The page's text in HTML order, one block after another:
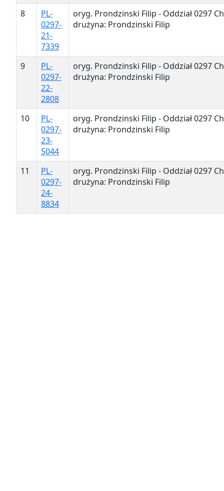
8
PL-
0297-
21-
7339
oryg. Prondzinski Filip - Oddział 0297
drużyna: Prondzinski Filip
9
PL-
0297-
22-
2808
oryg. Prondzinski Filip - Oddział 0297
drużyna: Prondzinski Filip
10
PL-
0297-
23-
5044
oryg. Prondzinski Filip - Oddział 0297
drużyna: Prondzinski Filip
11
PL-
0297-
24-
8834
oryg. Prondzinski Filip - Oddział 0297
drużyna: Prondzinski Filip